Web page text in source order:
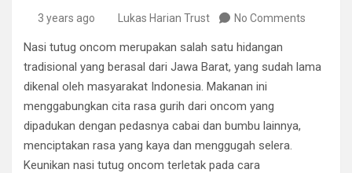
3 years ago Lukas Harian Trust No Comments
Nasi tutug oncom merupakan salah satu hidangan
tradisional yang berasal dari Jawa Barat, yang sudah lama
dikenal oleh masyarakat Indonesia. Makanan ini
menggabungkan cita rasa gurih dari oncom yang
dipadukan dengan pedasnya cabai dan bumbu lainnya,
menciptakan rasa yang kaya dan menggugah selera.
Keunikan nasi tutug oncom terletak pada cara